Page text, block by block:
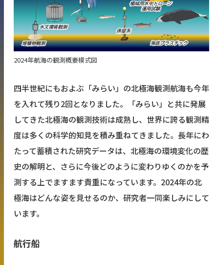
2024年航海の観測概要模式図
四半世紀にもおよぶ「みらい」の北極海観測航海も今年
を入れて残り2回となりました。「みらい」と共に発展
してきた北極海の観測技術は成熟し、世界に誇る観測精
度は多くの科学的知見を積み重ねてきました。長年にわ
たって蓄積された研究データは、北極海の環境変化の歴
史の解明と、さらに今後どのように変わりゆくのかを予
測する上でますます貴重になっています。2024年の北
極海はどんな姿を見せるのか、研究者一同楽しみにして
います。
航行船